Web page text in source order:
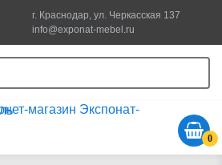
г. Краснодар, ул. Черкасская 137
info@exponat-mebel.ru
0